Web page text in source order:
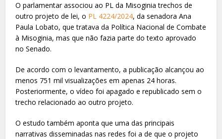
O parlamentar associou ao PL da Misoginia trechos de
outro projeto de lei, o PL 4224/2024, da senadora Ana
Paula Lobato, que tratava da Política Nacional de Combate
à Misoginia, mas que não fazia parte do texto aprovado
no Senado.
De acordo com o levantamento, a publicação alcançou ao
menos 751 mil visualizações em apenas 24 horas.
Posteriormente, o vídeo foi apagado e republicado sem o
trecho relacionado ao outro projeto.
O estudo também aponta que uma das principais
narrativas disseminadas nas redes foi a de que o projeto